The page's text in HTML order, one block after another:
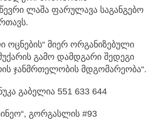
ლაშა ფარულავა საგანგებო
ოცნების“ მიერ ორგანიზებული
გამო დამდგარი შედეგი
ჯანმრთელობის მდგომარეობა“.
გაბელია 551 633 644
გორგასლის #93